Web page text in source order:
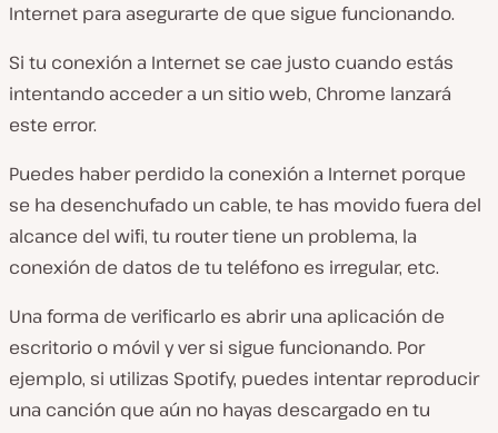
Internet para asegurarte de que sigue funcionando.
Si tu conexión a Internet se cae justo cuando estás
intentando acceder a un sitio web, Chrome lanzará
este error.
Puedes haber perdido la conexión a Internet porque
se ha desenchufado un cable, te has movido fuera del
alcance del wifi, tu router tiene un problema, la
conexión de datos de tu teléfono es irregular, etc.
Una forma de verificarlo es abrir una aplicación de
escritorio o móvil y ver si sigue funcionando. Por
ejemplo, si utilizas Spotify, puedes intentar reproducir
una canción que aún no hayas descargado en tu